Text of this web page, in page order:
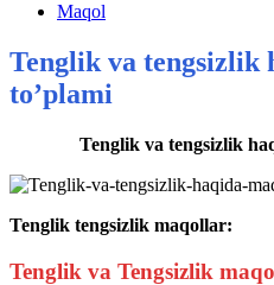
Maqol
Tenglik va tengsizlik
to’plami
Tenglik va tengsizlik
Tenglik tengsizlik maqollar:
Tenglik va Tengsizlik